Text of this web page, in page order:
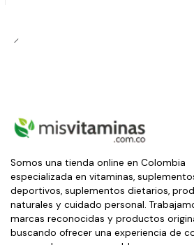
Somos una tienda online en Colombia
especializada en vitaminas,
deportivos, suplementos dietarios,
naturales y cuidado personal.
marcas reconocidas y productos
buscando ofrecer una experiencia de